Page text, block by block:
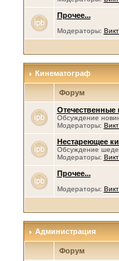
Прочее...
Модераторы:
Кинематограф
Форум
Отечественные
Обсуждение
Модераторы:
Нестареющее
Обсуждение
Модераторы:
Прочее...
Модераторы:
Администрация
Форум